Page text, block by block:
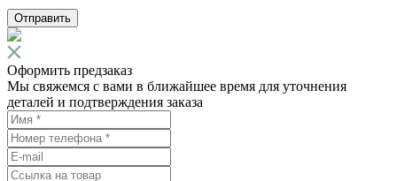
Отправить
Оформить предзаказ
Мы свяжемся с вами в ближайшее время для уточнения
деталей и подтверждения заказа